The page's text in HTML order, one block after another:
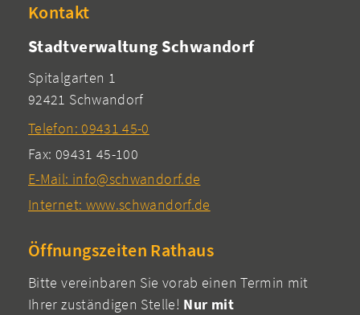
Kontakt
Stadtverwaltung Schwandorf
Spitalgarten 1
92421 Schwandorf
Telefon: 09431 45-0
Fax: 09431 45-100
E-Mail: info@schwandorf.de
Internet: www.schwandorf.de
Öffnungszeiten Rathaus
Bitte vereinbaren Sie vorab einen Termin mit
Ihrer zuständigen Stelle! Nur mit